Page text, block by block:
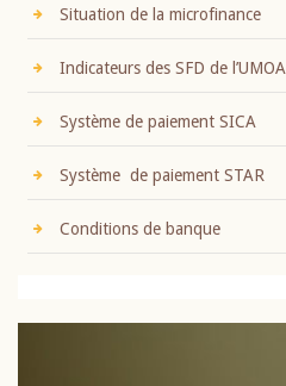
Situation de la microfinance
Indicateurs des SFD de l’UMOA
Système de paiement SICA
Système de paiement STAR
Conditions de banque